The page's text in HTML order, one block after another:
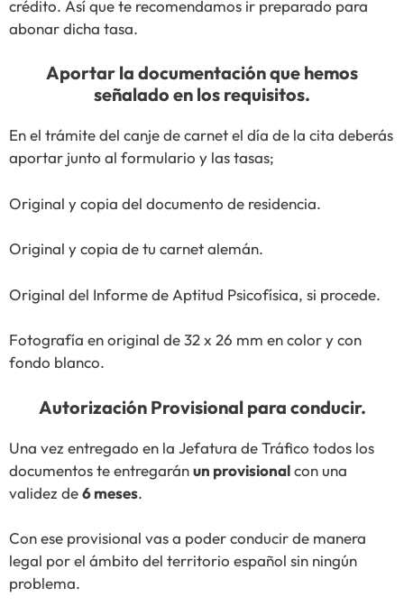
crédito. Así que te recomendamos ir preparado para
abonar dicha tasa.
Aportar la documentación que hemos
señalado en los requisitos.
En el trámite del canje de carnet el día de la cita deberás
aportar junto al formulario y las tasas;
Original y copia del documento de residencia.
Original y copia de tu carnet alemán.
Original del Informe de Aptitud Psicofísica, si procede.
Fotografía en original de 32 x 26 mm en color y con
fondo blanco.
Autorización Provisional para conducir.
Una vez entregado en la Jefatura de Tráfico todos los
documentos te entregaránun provisionalcon una
validez de6 meses.
Con ese provisional vas a poder conducir de manera
legal por el ámbito del territorio español sin ningún
problema.